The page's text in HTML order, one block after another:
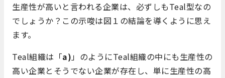
生産性が高いと言われる企業は、必ずしもTeal型なの
でしょうか？この示唆は図１の結論を導くように思え
ます。
Teal組織は「a)」のようにTeal組織の中にも生産性の
高い企業とそうでない企業が存在し、単に生産性の高